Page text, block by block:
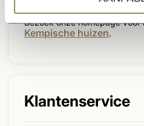
Klantenservice
Bezoek onze homepage
Kempische huizen.